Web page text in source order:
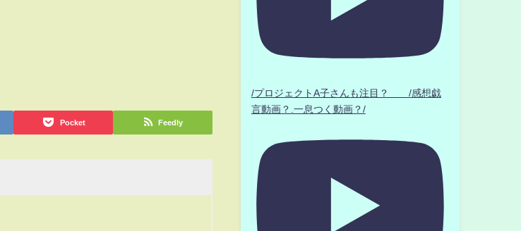
Pocket Feedly
/プロジェクトA子さんも注目？ /感想戯
言動画？.一息つく動画？/